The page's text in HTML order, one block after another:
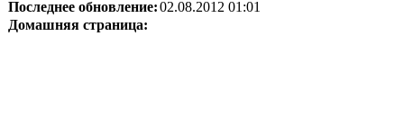
Последнее обновление:02.08.2012 01:01
Домашняя страница: